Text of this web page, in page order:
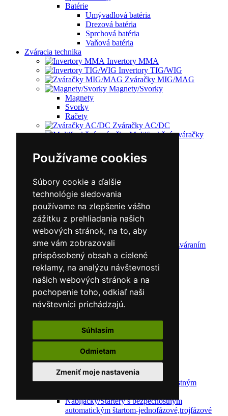
Používame cookies
Súbory cookie a ďalšie
technológie sledovania
používame na zlepšenie vášho
zážitku z prehliadania našich
webových stránok, na to, aby
sme vám zobrazovali
prispôsobený obsah a cielené
reklamy, na analýzu návštevnosti
našich webových stránok a na
pochopenie toho, odkiaľ naši
návštevníci prichádzajú.
Súhlasím
Odmietam
Zmeniť moje nastavenia
Batérie
Umývadlová batéria
Drezová batéria
Sprchová batéria
Vaňová batéria
Zváracia technika
Invertory MMA
Invertory TIG/WIG
Zváračky MIG/MAG
Magnety/Svorky
Magnety
Svorky
Račety
Zváračky AC/DC
Multifunkčné zváračky
Príslušenstvo
Redukčný ventil
Kufríky
Zváracie horáky
Zváracie masky
Zváracie káble
Zváracie drôty
CNC rezacie stroje
Elektródy
Ochrana pred zváraním
Predohrev / Žíhanie
Polohovacie systémy
Indukčný ohrev
Auto náradie a vybavenie servisov
Lakernícke stojany
Nabíjačky a testery
Navijaky
Navijaky elektrické
Nástroje pre autookná
Nabíjačky/Štartéry
Automatické nabíjačky
Automatické nabíjačky s bezpečnostným
Nabíjačky/Štartéry s bezpečnostným
automatickým štartom-jednofázové,trojfázové